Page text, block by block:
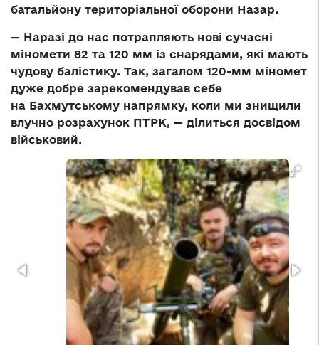
батальйону територіальної оборони Назар.
— Наразі до нас потрапляють нові сучасні
міномети 82 та 120 мм із снарядами, які мають
чудову балістику. Так, загалом 120-мм міномет
дуже добре зарекомендував себе
на Бахмутському напрямку, коли ми знищили
влучно розрахунок ПТРК, — ділиться досвідом
військовий.